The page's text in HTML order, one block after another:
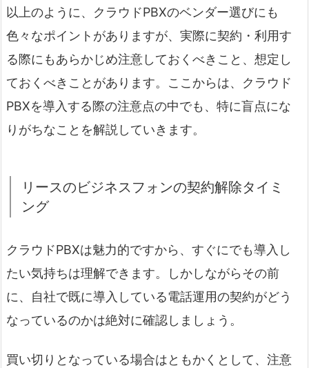
以上のように、クラウドPBXのベンダー選びにも
色々なポイントがありますが、実際に契約・利用す
る際にもあらかじめ注意しておくべきこと、想定し
ておくべきことがあります。ここからは、クラウド
PBXを導入する際の注意点の中でも、特に盲点にな
りがちなことを解説していきます。
リースのビジネスフォンの契約解除タイミ
ング
クラウドPBXは魅力的ですから、すぐにでも導入し
たい気持ちは理解できます。しかしながらその前
に、自社で既に導入している電話運用の契約がどう
なっているのかは絶対に確認しましょう。
買い切りとなっている場合はともかくとして、注意